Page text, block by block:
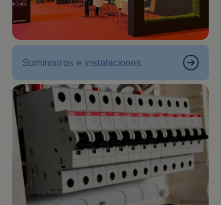
Suministros e instalaciones